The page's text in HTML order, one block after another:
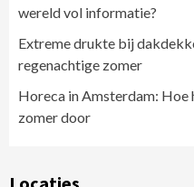
wereld vol informatie?
Extreme drukte bij
regenachtige zomer
Horeca in Amsterdam:
zomer door